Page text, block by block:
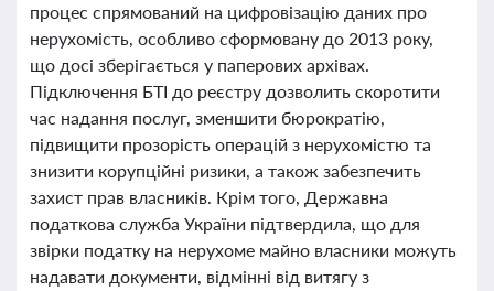
процес спрямований на цифровізацію даних про
нерухомість, особливо сформовану до 2013 року,
що досі зберігається у паперових архівах.
Підключення БТІ до реєстру дозволить скоротити
час надання послуг, зменшити бюрократію,
підвищити прозорість операцій з нерухомістю та
знизити корупційні ризики, а також забезпечить
захист прав власників. Крім того, Державна
податкова служба України підтвердила, що для
звірки податку на нерухоме майно власники можуть
надавати документи, відмінні від витягу з